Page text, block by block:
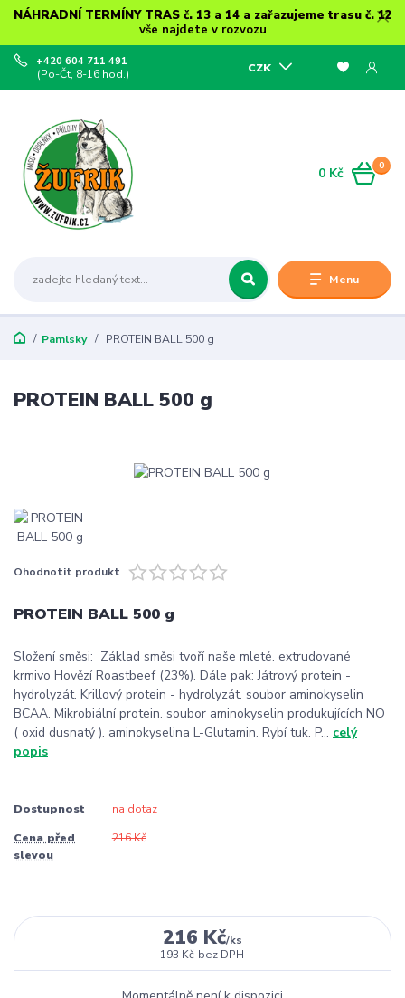
NÁHRADNÍ TERMÍNY TRAS č. 13 a 14 a zařazujeme trasu č. 12
vše najdete v rozvozu
Menu
CZK
+420 604 711 491
(Po-Čt, 8-16 hod.)
0
0 Kč
Pamlsky PROTEIN BALL 500 g
PROTEIN BALL 500 g
Ohodnotit produkt
PROTEIN BALL 500 g
Složení směsi: Základ směsi tvoří naše mleté. extrudované
krmivo Hovězí Roastbeef (23%). Dále pak: Játrový protein -
hydrolyzát. Krillový protein - hydrolyzát. soubor aminokyselin
BCAA. Mikrobiální protein. soubor aminokyselin produkujících NO
( oxid dusnatý ). aminokyselina L-Glutamin. Rybí tuk. P... celý
popis
Dostupnost na dotaz
Cena před
slevou
216 Kč
216 Kč/ks
193 Kč bez DPH